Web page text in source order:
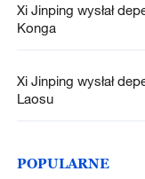
Xi Jinping wysłał
Konga
Xi Jinping wysłał
Laosu
POPULARNE